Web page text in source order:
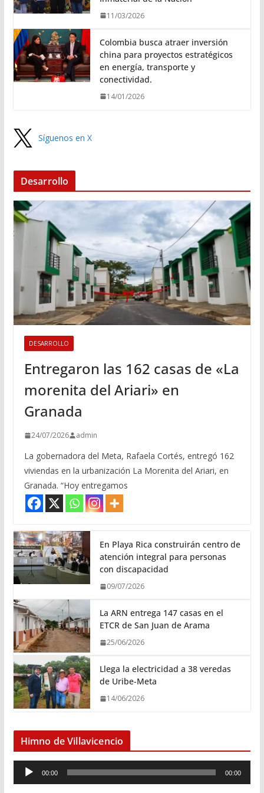
11/03/2026
Colombia busca atraer inversión
china para proyectos estratégicos
en energía, transporte y
conectividad.
14/01/2026
Síguenos en X
Desarrollo
DESARROLLO
Entregaron las 162 casas de «La
morenita del Ariari» en
Granada
24/07/2026 admin
La gobernadora del Meta, Rafaela Cortés, entregó 162
viviendas en la urbanización La Morenita del Ariari, en
Granada. “Hoy entregamos
En Playa Rica construirán centro de
atención integral para personas
con discapacidad
09/07/2026
La ARN entrega 147 casas en el
ETCR de San Juan de Arama
25/06/2026
Llega la electricidad a 38 veredas
de Uribe-Meta
14/06/2026
Himno de Villavicencio
e
00:00 00:00